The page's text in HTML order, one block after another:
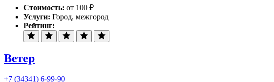
Стоимость: от 100 ₽
Услуги: Город, межгород
Рейтинг:
Ветер
+7 (34341) 6-99-90